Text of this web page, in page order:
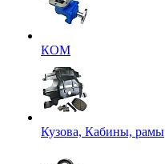
КОМ
Кузова, Кабины, рамы